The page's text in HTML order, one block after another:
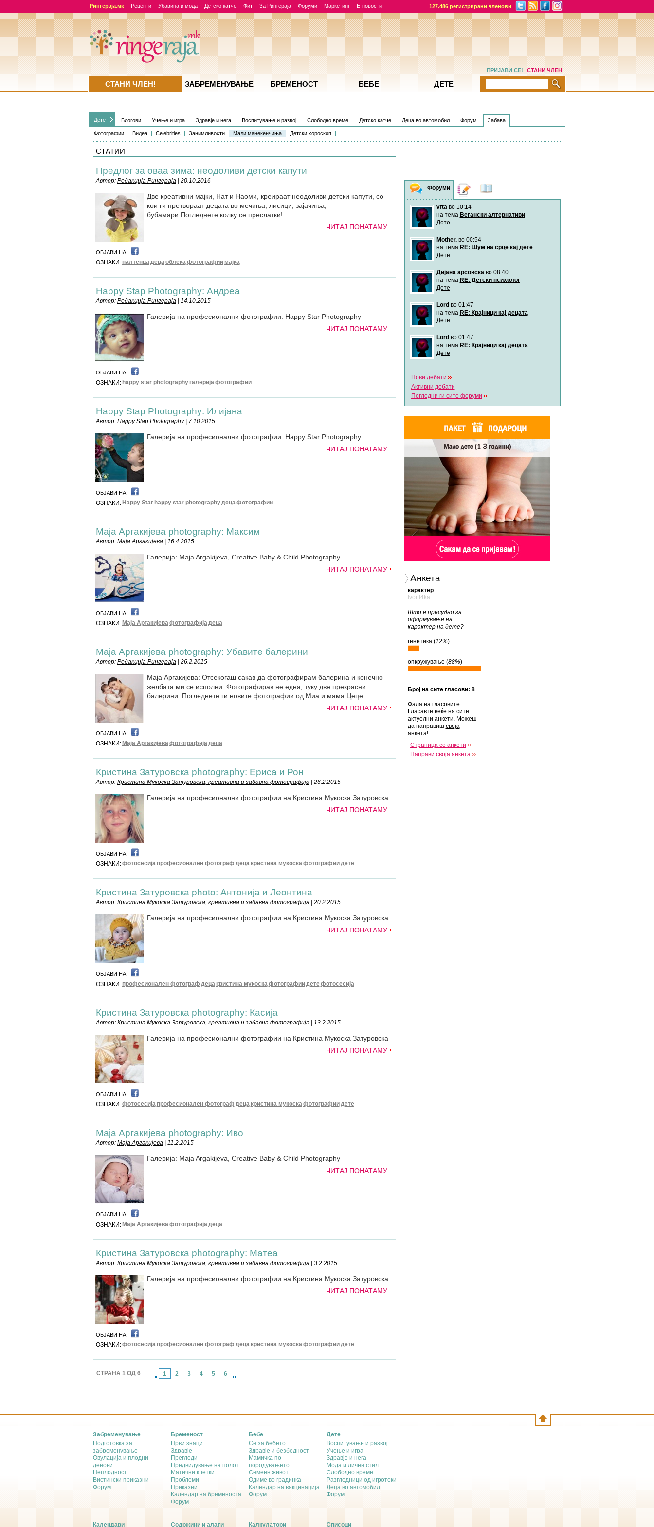
Рингераја.мк Рецепти Убавина и мода Детско катче Фит За Рингераја Форуми Маркетинг Е-новости 127.486 регистрирани членови
Дете Блогови Учење и игра Здравје и нега Воспитување и развој Слободно време Детско катче Деца во автомобил Форум Забава
Фотографии Видеа Celebrities Занимливости Мали манекенчиња Детски хороскоп
СТАТИИ
Предлог за оваа зима: неодоливи детски капути
Автор: Редакција Рингераја| 20.10.2016
Две креативни мајки, Нат и Наоми, креираат неодоливи детски капути, со
кои ги претвораат децата во мечиња, лисици, зајачиња,
бубамари.Погледнете колку се преслатки!
ЧИТАЈ ПОНАТАМУ
ОБЈАВИ НА:
ОЗНАКИ: палтенцадецаоблекафотографии мајка
Happy Stap Photography: Андреа
Автор: Редакција Рингераја| 14.10.2015
Галерија на професионални фотографии: Happy Star Photography
ЧИТАЈ ПОНАТАМУ
ОБЈАВИ НА:
ОЗНАКИ: happy star photography галеријафотографии
Happy Stap Photography: Илијана
Автор: Happy Stap Photography| 7.10.2015
Галерија на професионални фотографии: Happy Star Photography
ЧИТАЈ ПОНАТАМУ
ОБЈАВИ НА:
ОЗНАКИ: Happy Star happy star photographyдецафотографии
Маја Аргакијева photography: Максим
Автор: Маја Аргакијева| 16.4.2015
Галерија: Maja Argakijeva, Creative Baby & Child Photography
ЧИТАЈ ПОНАТАМУ
ОБЈАВИ НА:
ОЗНАКИ: Маја Аргакијевафотографијадеца
Маја Аргакијева photography: Убавите балерини
Автор: Редакција Рингераја| 26.2.2015
Маја Аргакијева: Отсекогаш сакав да фотографирам балерина и конечно
желбата ми се исполни. Фотографирав не една, туку две прекрасни
балерини. Погледнете ги новите фотографии од Миа и мама Цеце
ЧИТАЈ ПОНАТАМУ
ОБЈАВИ НА:
ОЗНАКИ: Маја Аргакијевафотографијадеца
Кристина Затуровска photography: Ериса и Рон
Автор: Кристина Мукоска Затуровска, креативна и забавна фотографија| 26.2.2015
Галерија на професионални фотографии на Кристина Мукоска Затуровска
ЧИТАЈ ПОНАТАМУ
ОБЈАВИ НА:
ОЗНАКИ:фотосесија професионален фотограф деца кристина мукоскафотографиидете
Кристина Затуровска photo: Антонија и Леонтина
Автор: Кристина Мукоска Затуровска, креативна и забавна фотографија| 20.2.2015
Галерија на професионални фотографии на Кристина Мукоска Затуровска
ЧИТАЈ ПОНАТАМУ
ОБЈАВИ НА:
ОЗНАКИ: професионален фотограф деца кристина мукоскафотографиидетефотосесија
Кристина Затуровска photography: Касија
Автор: Кристина Мукоска Затуровска, креативна и забавна фотографија| 13.2.2015
Галерија на професионални фотографии на Кристина Мукоска Затуровска
ЧИТАЈ ПОНАТАМУ
ОБЈАВИ НА:
ОЗНАКИ:фотосесија професионален фотограф деца кристина мукоскафотографиидете
Маја Аргакијева photography: Иво
Автор: Маја Аргакијева| 11.2.2015
Галерија: Maja Argakijeva, Creative Baby & Child Photography
ЧИТАЈ ПОНАТАМУ
ОБЈАВИ НА:
ОЗНАКИ: Маја Аргакијевафотографијадеца
Кристина Затуровска photography: Матеа
Автор: Кристина Мукоска Затуровска, креативна и забавна фотографија| 3.2.2015
Галерија на професионални фотографии на Кристина Мукоска Затуровска
ЧИТАЈ ПОНАТАМУ
ОБЈАВИ НА:
ОЗНАКИ:фотосесија професионален фотограф деца кристина мукоскафотографиидете
СТРАНА 1 ОД 6 1 2 3 4 5 6
Форуми Дневници
vftaво 10:14
на тема Вегански алтернативи
Дете
Mother.во 00:54
на тема RE: Шум на срце кај дете
Дете
Дијана арсовскаво 08:40
на тема RE: Детски психолог
Дете
Lord во 01:47
на тема RE: Крајници кај децата
Дете
Lord во 01:47
на тема RE: Крајници кај децата
Дете
Нови дебати
Активни дебати
Погледни ги сите форуми
Анкета
карактер
ivoni4ka
Што е пресудно за
оформување на
карактер на дете?
генетика (12%)
опкружување (88%)
Број на сите гласови: 8
Фала на гласовите.
Гласавте веќе на сите
актуелни анкети. Можеш
да направиш своја
анкета!
Страница со анкети
Направи своја анкета
ПРИЈАВИ СЕ! СТАНИ ЧЛЕН!
СТАНИ ЧЛЕН! ЗАБРЕМЕНУВАЊE БРЕМЕНОСТ БЕБЕ ДЕТЕ
Забременување
Подготовка за
забременување
Овулација и плодни
денови
Неплодност
Вистински приказни
Форум
Бременост
Први знаци
Здравје
Прегледи
Предвидување на полот
Матични клетки
Проблеми
Приказни
Календар на бременоста
Форум
Бебе
Се за бебето
Здравје и безбедност
Мамичка по
породувањето
Семеен живот
Одиме во градинка
Календар на вакцинација
Форум
Дете
Воспитување и развој
Учење и игра
Здравје и нега
Мода и личен стил
Слободно време
Разгледници од игротеки
Деца во автомобил
Форум
Календари Содржини и алати Калкулатори Списоци